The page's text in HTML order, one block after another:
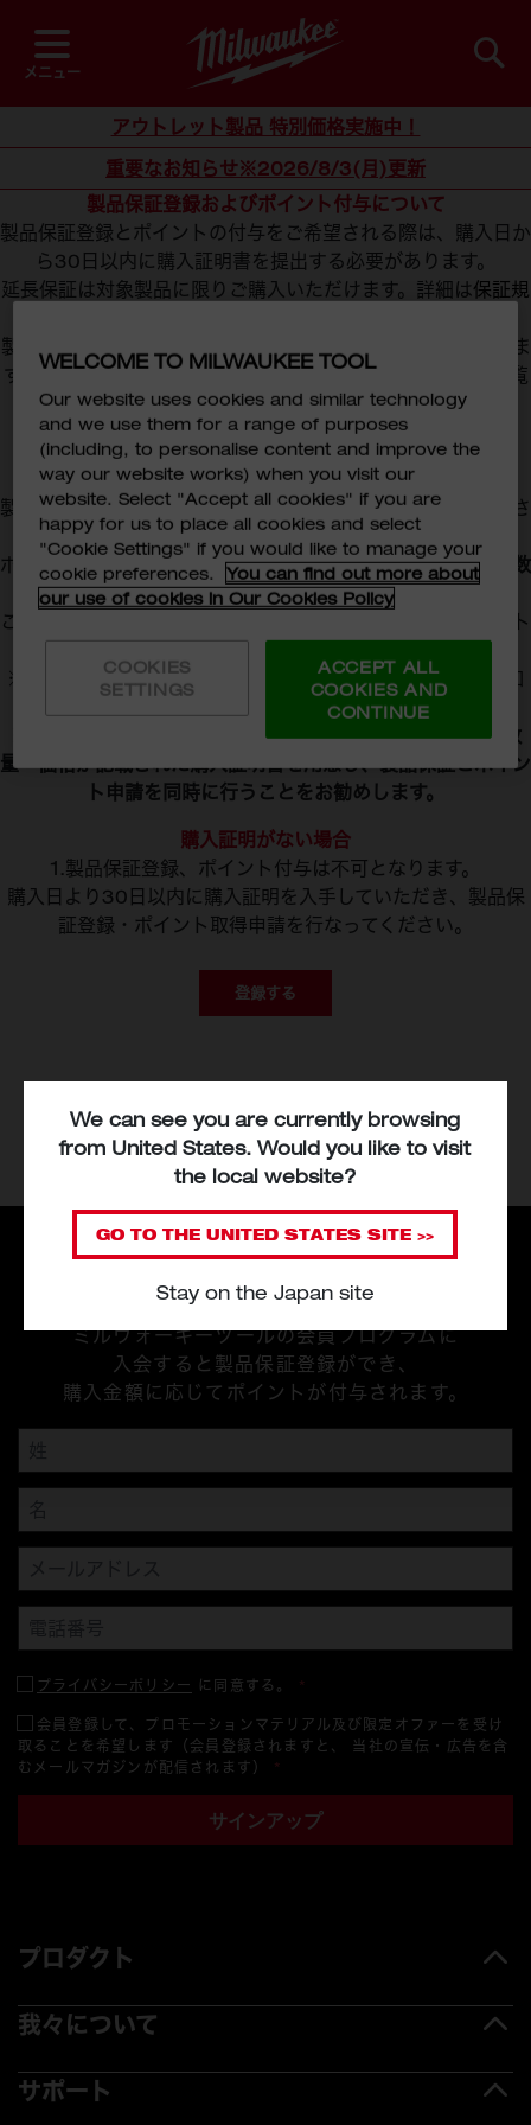
We can see you are currently browsing
from United States. Would you like to visit
the local website?
GO TO THEUNITED STATES SITE >>
Stay on the Japan site
ン
テ
に
ス
ッ
メニュー
アウトレット製品 特別価格実施中！
重要なお知らせ※2026/8/3(月)更新
製品保証登録およびポイント付与について
製品保証登録とポイントの付与をご希望される際は、購入日か
ら30日以内に購入証明書を提出する必要があります。
延長保証は対象製品に限りご購入いただけます。詳細は保証規
製品保証登録は、ポイント付与とは別に審査・管理されていま
す。詳細はミルウォーキーヘビーデューティクラブ規約
をご覧
ください。
取得前に準備するもの
製品保証を申請するには、購入場所、購入日、製品名
が記載さ
れている購入証明書をご用意ください。
ポイント付与を申請するには、購入場所・購入日・製品名・数
量・価格が記載されている購入証明書を用意ください。
これら情報が確認できない購入証明書は、製品保証やポイント
※1回の申請で複数の製品を登録できます。フォーム内で追加
※製品保証とポイント付与は、同時に申請できますので、
数
量・価格が記載された購入証明書を用意し、製品保証とポイン
ト申請を同時に行うことをお勧めします。
購入証明がない場合
1.製品保証登録、ポイント付与は不可となります。
購入日より30日以内に購入証明を入手していただき、製品保
証登録・ポイント取得申請を行なってください。
登録する
ニュースレターの登録
新しい商品、その他情報をいち早くゲットする。
Heavy Duty Clubのメンバーになろう！
ミルウォーキーツールの会員プログラムに
入会すると製品保証登録ができ、
購入金額に応じてポイントが付与されます。
プライバシーポリシー に同意する。 *
会員登録して、プロモーションマテリアル及び限定オファーを受け
取ることを希望します（会員登録されますと、 当社の宣伝・広告を含
むメールマガジンが配信されます） *
サインアップ
プロダクト
我々について
サポート
WELCOME TO MILWAUKEE TOOL
Our website uses cookies and similar technology
and we use them for a range of purposes
(including, to personalise content and improve the
way our website works) when you visit our
website. Select "Accept all cookies" if you are
happy for us to place all cookies and select
"Cookie Settings" if you would like to manage your
cookie preferences.
You can find out more about
our use of cookies in Our Cookies Policy
COOKIES
SETTINGS
ACCEPT ALL
COOKIES AND
CONTINUE